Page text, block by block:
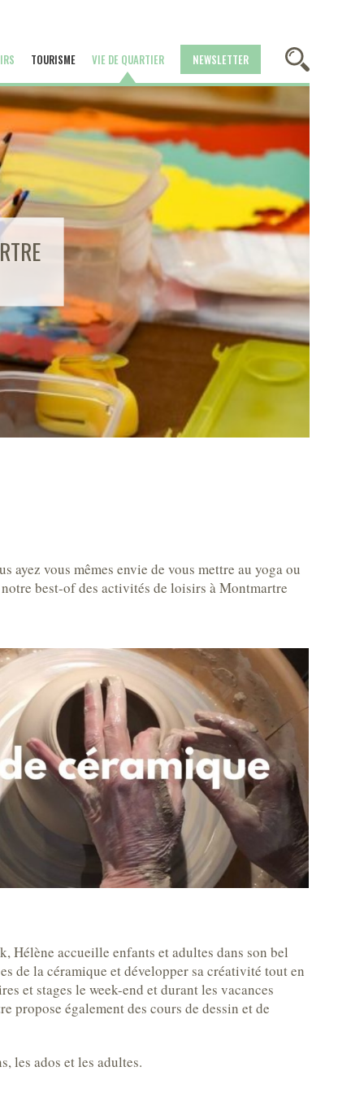
TOURISME VIE DE QUARTIER NEWSLETTER
ayez vous mêmes envie de vous mettre au yoga ou
best-of des activités de loisirs à Montmartre
Hélène accueille enfants et adultes dans son bel
de la céramique et développer sa créativité tout en
et stages le week-end et durant les vacances
propose également des cours de dessin et de
les ados et les adultes.